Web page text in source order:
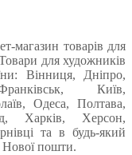
товарів для
для художників
Вінниця, Дніпро,
Київ,
Одеса, Полтава,
Харків, Херсон,
та в будь-який
Нової пошти.